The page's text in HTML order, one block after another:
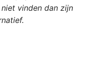
vinden dan zijn